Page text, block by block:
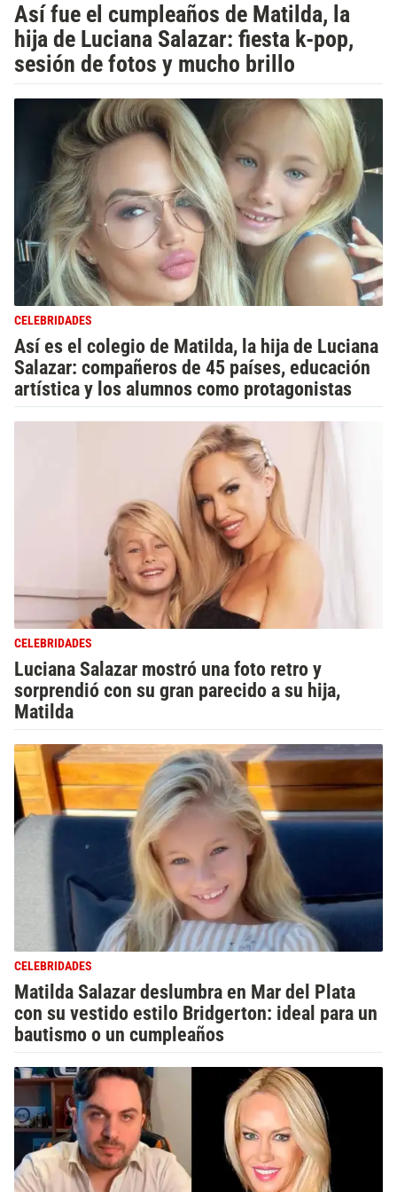
Así fue el cumpleaños de Matilda, la
hija de Luciana Salazar: fiesta k-pop,
sesión de fotos y mucho brillo
CELEBRIDADES
Así es el colegio de Matilda, la hija de Luciana
Salazar: compañeros de 45 países, educación
artística y los alumnos como protagonistas
CELEBRIDADES
Luciana Salazar mostró una foto retro y
sorprendió con su gran parecido a su hija,
Matilda
CELEBRIDADES
Matilda Salazar deslumbra en Mar del Plata
con su vestido estilo Bridgerton: ideal para un
bautismo o un cumpleaños